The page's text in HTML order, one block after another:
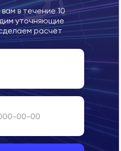
в течение 10
уточняющие
расчёт